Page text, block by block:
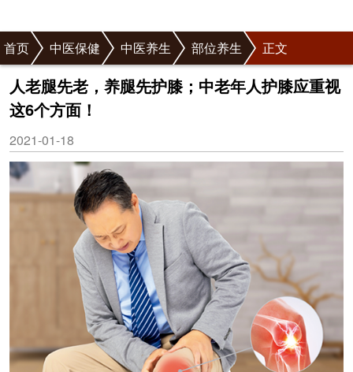
首页 中医保健 中医养生 部位养生 正文
人老腿先老，养腿先护膝；中老年人护膝应重视
这6个方面！
2021-01-18